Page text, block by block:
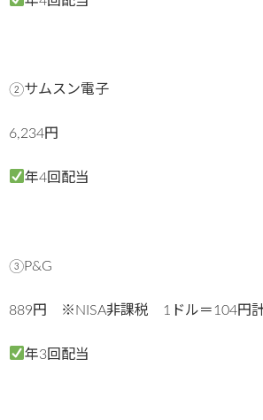
②サムスン電子
6,234円
年4回配当
③P&G
889円 ※NISA非課税 1ドル＝104円
年3回配当